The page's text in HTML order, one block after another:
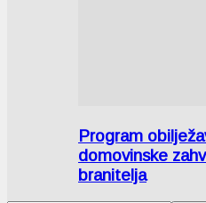
Program
domovinske
branitelja